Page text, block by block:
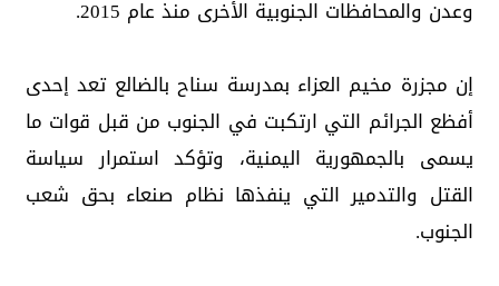
وعدن والمحافظات الجنوبية الأخرى منذ عام 2015.
إن مجزرة مخيم العزاء بمدرسة سناح بالضالع تعد إحدى
أفظع الجرائم التي ارتكبت في الجنوب من قبل قوات ما
يسمى بالجمهورية اليمنية، وتؤكد استمرار سياسة
القتل والتدمير التي ينفذها نظام صنعاء بحق شعب
الجنوب.